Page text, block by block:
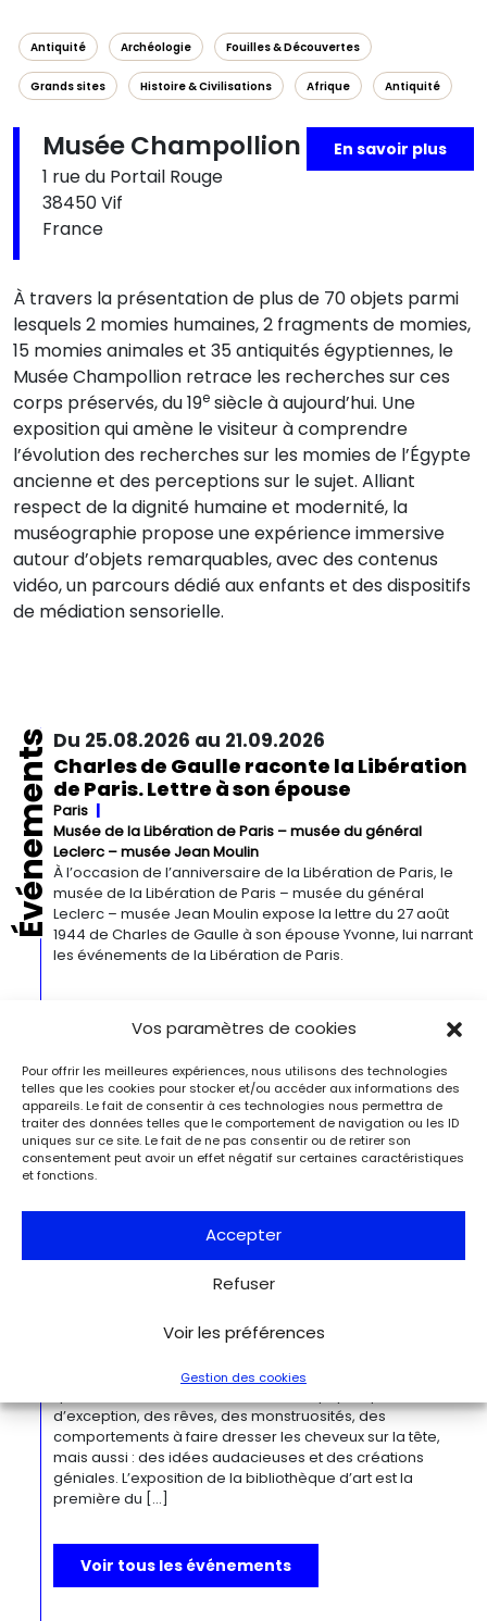
Vos paramètres de cookies
Pour offrir les meilleures expériences, nous utilisons des technologies
telles que les cookies pour stocker et/ou accéder aux informations des
appareils. Le fait de consentir à ces technologies nous permettra de
traiter des données telles que le comportement de navigation ou les ID
uniques sur ce site. Le fait de ne pas consentir ou de retirer son
consentement peut avoir un effet négatif sur certaines caractéristiques
et fonctions.
Accepter
Refuser
Voir les préférences
Gestion des cookies
Antiquité Archéologie Fouilles & Découvertes
Grands sites Histoire & Civilisations Afrique Antiquité
Musée Champollion
1 rue du Portail Rouge
38450 Vif
France
En savoir plus
À travers la présentation de plus de 70 objets parmi
lesquels 2 momies humaines, 2 fragments de momies,
15 momies animales et 35 antiquités égyptiennes, le
Musée Champollion retrace les recherches sur ces
corps préservés, du 19e siècle à aujourd’hui. Une
exposition qui amène le visiteur à comprendre
l’évolution des recherches sur les momies de l’Égypte
ancienne et des perceptions sur le sujet. Alliant
respect de la dignité humaine et modernité, la
muséographie propose une expérience immersive
autour d’objets remarquables, avec des contenus
vidéo, un parcours dédié aux enfants et des dispositifs
de médiation sensorielle.
ÉvénementsDu 25.08.2026 au 21.09.2026
Charles de Gaulle raconte la Libération
de Paris. Lettre à son épouse
Paris
Musée de la Libération de Paris – musée du général
Leclerc – musée Jean Moulin
À l’occasion de l’anniversaire de la Libération de Paris, le
musée de la Libération de Paris – musée du général
Leclerc – musée Jean Moulin expose la lettre du 27 août
1944 de Charles de Gaulle à son épouse Yvonne, lui narrant
les événements de la Libération de Paris.
Georgia O’Keeffe. Architecture
Detroit Institute of Arts
« Georgia O’Keeffe. Architecture » est une exposition
novatrice qui présente environ 35 peintures architecturales
réalisées entre les années 1920 et 1960. Pionnière de l’art
moderne, O’Keeffe a célébré la beauté et la complexité
des environnements bâtis qu’elle a habités à travers ces
œuvres remarquables. Tout au long de sa longue carrière,
Du 27.11.2026 au 04.04.2027
Bizarre ! L’histoire de l’art du mot le
Kulturforum
désigner des réalités qui remettent radicalement en
d’exception, des rêves, des monstruosités, des
comportements à faire dresser les cheveux sur la tête,
mais aussi : des idées audacieuses et des créations
géniales. L’exposition de la bibliothèque d’art est la
première du […]
Voir tous les événements